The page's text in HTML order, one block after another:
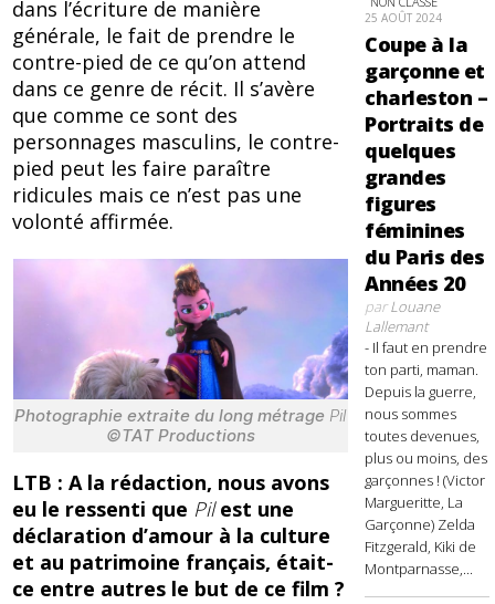
dans l’écriture de manière
générale, le fait de prendre le
contre-pied de ce qu’on attend
dans ce genre de récit. Il s’avère
que comme ce sont des
personnages masculins, le contre-
pied peut les faire paraître
ridicules mais ce n’est pas une
volonté affirmée.
Photographie extraite du long métrage Pil
©TAT Productions
LTB : A la rédaction, nous avons
eu le ressenti que Pilest une
déclaration d’amour à la culture
et au patrimoine français, était-
ce entre autres le but de ce film ?
25 AOÛT 2024
Coupe à la
garçonne et
charleston –
Portraits de
quelques
grandes
figures
féminines
du Paris des
Années 20
parLouane
Lallemant
- Il faut en prendre
ton parti, maman.
Depuis la guerre,
nous sommes
toutes devenues,
plus ou moins, des
garçonnes ! (Victor
Margueritte, La
Garçonne) Zelda
Fitzgerald, Kiki de
Montparnasse,...